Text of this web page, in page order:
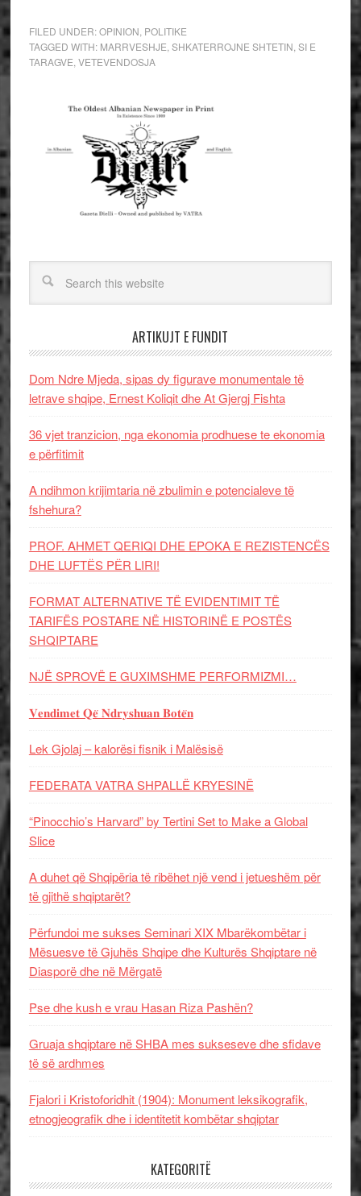
FILED UNDER:OPINION POLITIKE
TAGGED WITH: MARRVESHJE SHKATERROJNE SHTETIN SI E
TARAGVE VETEVENDOSJA
ARTIKUJT E FUNDIT
Dom Ndre Mjeda, sipas dy figurave monumentale të
letrave shqipe, Ernest Koliqit dhe At Gjergj Fishta
36 vjet tranzicion, nga ekonomia prodhuese te ekonomia
e përfitimit
A ndihmon krijimtaria në zbulimin e potencialeve të
fshehura?
PROF. AHMET QERIQI DHE EPOKA E REZISTENCЁS
DHE LUFTЁS PЁR LIRI!
FORMAT ALTERNATIVE TË EVIDENTIMIT TË
TARIFËS POSTARE NË HISTORINË E POSTËS
SHQIPTARE
NJË SPROVË E GUXIMSHME PERFORMIZMI…
𝐕𝐞𝐧𝐝𝐢𝐦𝐞𝐭 𝐐𝐞̈ 𝐍𝐝𝐫𝐲𝐬𝐡𝐮𝐚𝐧 𝐁𝐨𝐭𝐞̈𝐧
Lek Gjolaj – kalorësi fisnik i Malësisë
FEDERATA VATRA SHPALLË KRYESINË
“Pinocchio’s Harvard” by Tertini Set to Make a Global
Slice
A duhet që Shqipëria të ribëhet një vend i jetueshëm për
të gjithë shqiptarët?
Përfundoi me sukses Seminari XIX Mbarëkombëtar i
Mësuesve të Gjuhës Shqipe dhe Kulturës Shqiptare në
Diasporë dhe në Mërgatë
Pse dhe kush e vrau Hasan Riza Pashën?
Gruaja shqiptare në SHBA mes sukseseve dhe sfidave
të së ardhmes
Fjalori i Kristoforidhit (1904): Monument leksikografik,
etnogjeografik dhe i identitetit kombëtar shqiptar
KATEGORITË